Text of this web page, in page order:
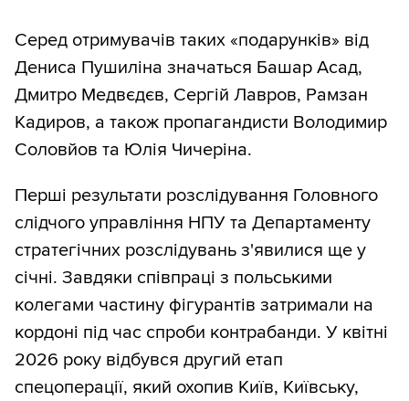
Серед отримувачів таких «подарунків» від
Дениса Пушиліна значаться Башар Асад,
Дмитро Медвєдєв, Сергій Лавров, Рамзан
Кадиров, а також пропагандисти Володимир
Соловйов та Юлія Чичеріна.
Перші результати розслідування Головного
слідчого управління НПУ та Департаменту
стратегічних розслідувань з'явилися ще у
січні. Завдяки співпраці з польськими
колегами частину фігурантів затримали на
кордоні під час спроби контрабанди. У квітні
2026 року відбувся другий етап
спецоперації, який охопив Київ, Київську,